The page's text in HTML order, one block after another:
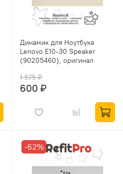
Динамик для Ноутбука
Lenovo E10-30 Speaker
(90205460), оригинал
1 575 ₽
600 ₽
-62%